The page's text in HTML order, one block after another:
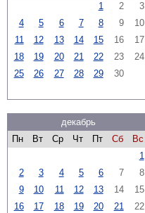
1
2
3
4
5 6 7 8 9
10
11
12 13 14 15 16
17
18
19 20 21 22 23
24
25
26 27 28 29 30
декабрь
Пн
Вт Ср Чт Пт Сб
Вс
1
2
3 4 5 6 7
8
9
10 11 12 13 14
15
16
17 18 19 20 21
22